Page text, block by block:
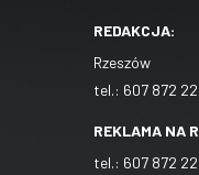
REDAKCJA:
Rzeszów
tel.: 607 872
REKLAMA NA
tel.: 607 872